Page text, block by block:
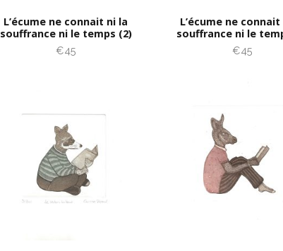
L’écume ne connait ni la
souffrance ni le temps (2)
€45
L’écume ne connait
souffrance ni le
€45